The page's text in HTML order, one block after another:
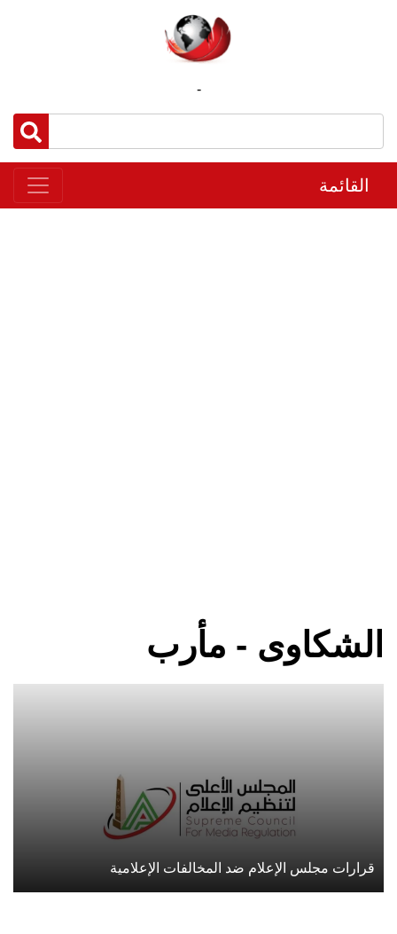
-
القائمة
الشكاوى - مأرب
قرارات مجلس الإعلام ضد المخالفات الإعلامية